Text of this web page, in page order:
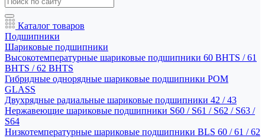
Каталог товаров
Подшипники
Шариковые подшипники
Высокотемпературные шариковые подшипники 60 BHTS / 61
BHTS / 62 BHTS
Гибридные однорядные шариковые подшипники POM
GLASS
Двухрядные радиальные шариковые подшипники 42 / 43
Нержавеющие шариковые подшипники S60 / S61 / S62 / S63 /
S64
Низкотемпературные шариковые подшипники BLS 60 / 61 / 62